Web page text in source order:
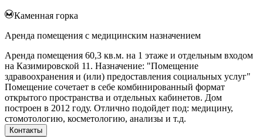
Каменная горка
Аренда помещения с медицинским назначением
Аренда помещения 60,3 кв.м. на 1 этаже и отдельным входом
на Казимировской 11. Назначение: "Помещение
здравоохранения и (или) предоставления социальных услуг"
Помещение сочетает в себе комбинированный формат
открытого пространства и отдельных кабинетов. Дом
построен в 2012 году. Отлично подойдет под: медицину,
стомотологию, косметологию, анализы и т.д.
Контакты